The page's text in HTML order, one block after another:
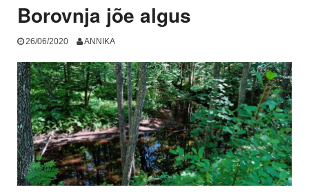
Borovnja jõe algus
26/06/2020 ANNIKA